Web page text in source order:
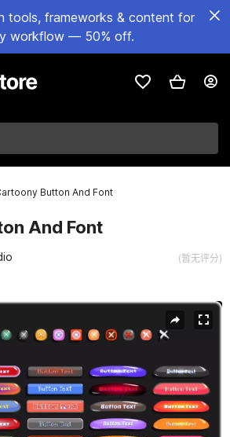
tools, frameworks & content for
workflow — 50% off.
Button And Font
And Font
(暂无评分)